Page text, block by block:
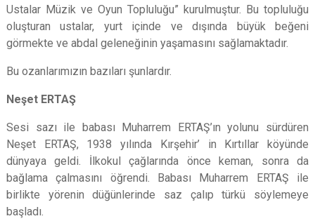
Ustalar Müzik ve Oyun Topluluğu” kurulmuştur. Bu topluluğu
oluşturan ustalar, yurt içinde ve dışında büyük beğeni
görmekte ve abdal geleneğinin yaşamasını sağlamaktadır.
Bu ozanlarımızın bazıları şunlardır.
Neşet ERTAŞ
Sesi sazı ile babası Muharrem ERTAŞ’ın yolunu sürdüren
Neşet ERTAŞ, 1938 yılında Kırşehir’ in Kırtıllar köyünde
dünyaya geldi. İlkokul çağlarında önce keman, sonra da
bağlama çalmasını öğrendi. Babası Muharrem ERTAŞ ile
birlikte yörenin düğünlerinde saz çalıp türkü söylemeye
başladı.